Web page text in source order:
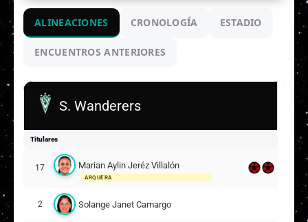
ALINEACIONES CRONOLOGÍA ESTADIO
ENCUENTROS ANTERIORES
S. Wanderers
Titulares
17 Marian Aylin Jeréz Villalón
ARQUERA
2 Solange Janet Camargo